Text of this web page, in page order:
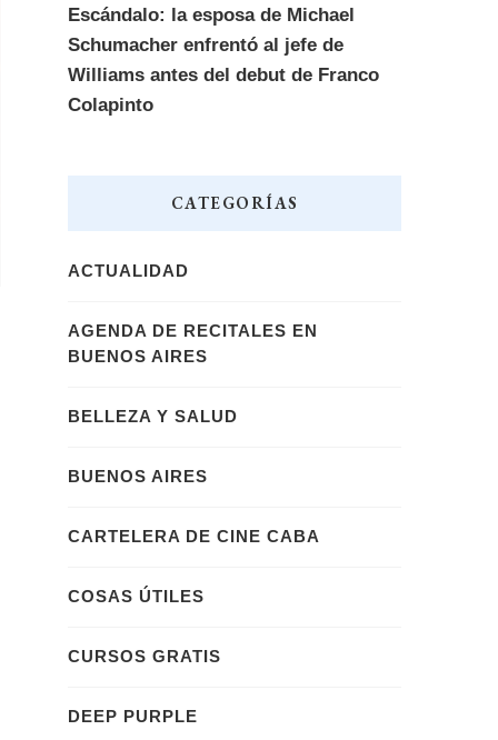
Escándalo: la esposa de Michael
Schumacher enfrentó al jefe de
Williams antes del debut de Franco
Colapinto
CATEGORÍAS
ACTUALIDAD
AGENDA DE RECITALES EN
BUENOS AIRES
BELLEZA Y SALUD
BUENOS AIRES
CARTELERA DE CINE CABA
COSAS ÚTILES
CURSOS GRATIS
DEEP PURPLE